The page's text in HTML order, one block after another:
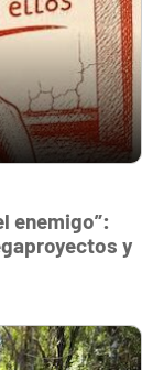
enemigo”:
y